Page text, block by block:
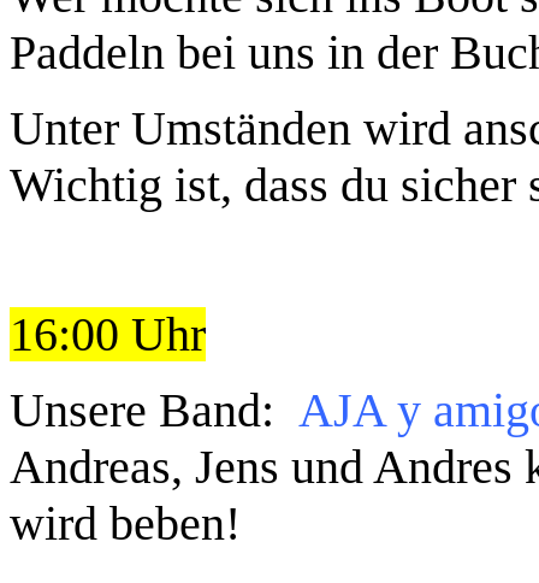
Paddeln bei uns in der
Unter Umständen wird
Wichtig ist, dass du
16:00 Uhr
Unsere Band: AJA y
Andreas, Jens und
wird beben!